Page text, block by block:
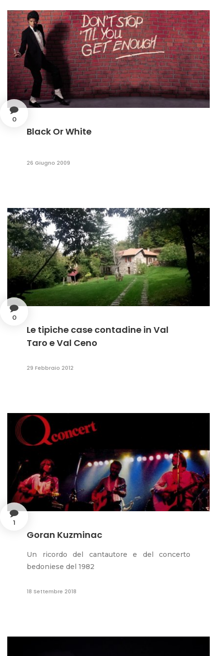
0
Black Or White
26 Giugno 2009
0
Le tipiche case contadine in Val
Taro e Val Ceno
29 Febbraio 2012
1
Goran Kuzminac
Un ricordo del cantautore e del concerto
bedoniese del 1982
18 Settembre 2018